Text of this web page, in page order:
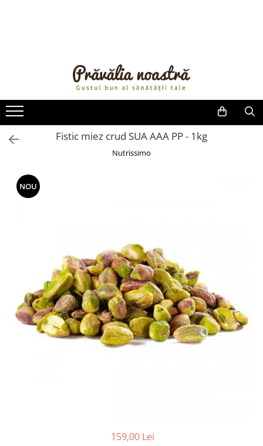
ULEIURI ȘI UNTURI
MĂSLINE
NUCI ȘI SEMINȚE
FRUCTE DESHIDRATATE
FRUCTE LA CONSERVĂ
OȚETURI ȘI SOSURI
OREZ ȘI CEREALE
CREME ȘI PASTE TARTINABILE
CONDIMENTE
CEAIURI GRECEȘTI
CIOCOLATĂ ȘI CACAO
Fistic miez crud SUA AAA PP - 1kg
Nutrissimo
NOU
159,00 Lei